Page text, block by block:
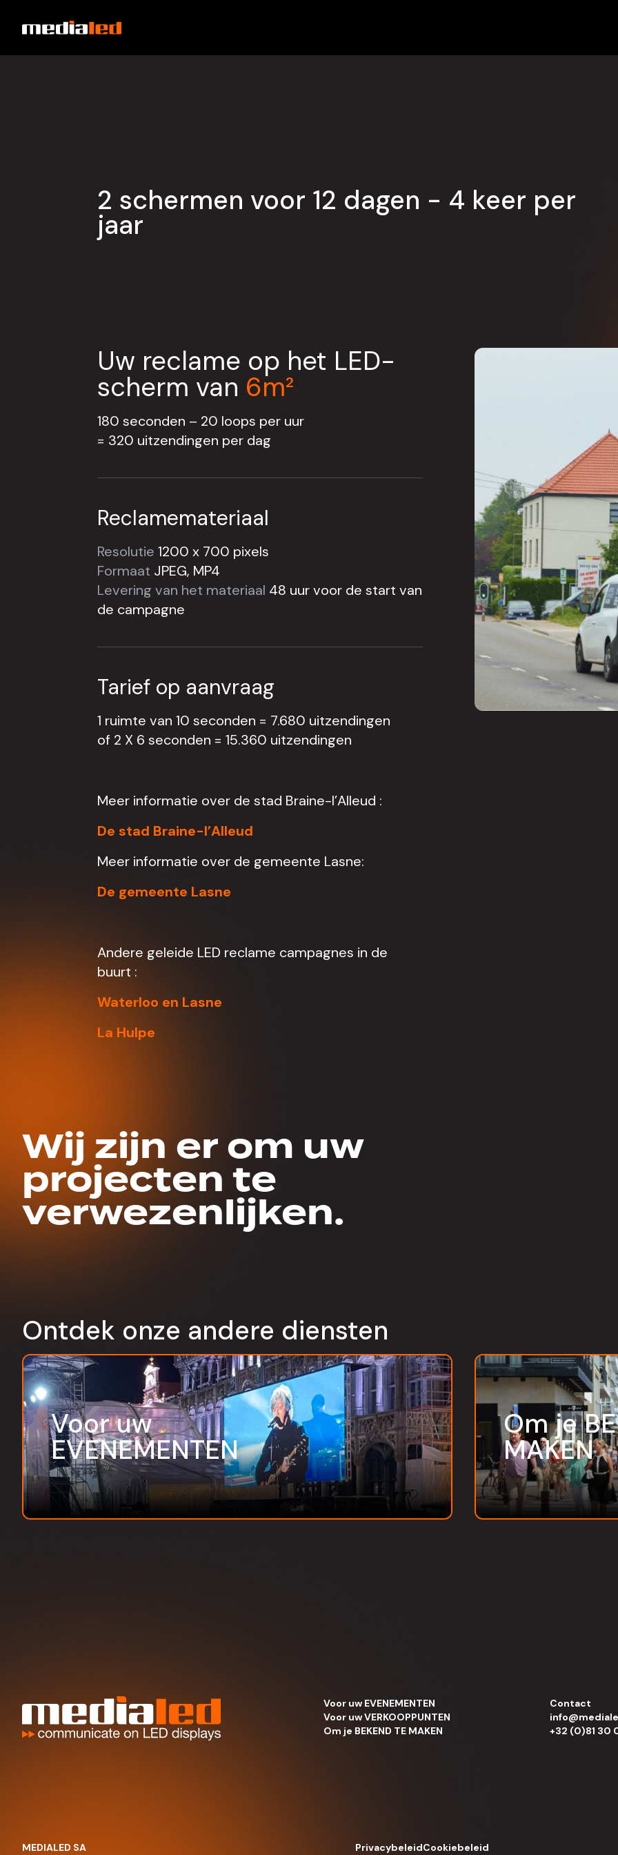
BRAINE-L’ALLEUD
2 schermen voor 12 dagen - 4 keer per
jaar
Uw reclame op het LED-
scherm van 6m²
180 seconden – 20 loops per uur
= 320 uitzendingen per dag
Reclamemateriaal
Resolutie 1200 x 700 pixels
Formaat JPEG, MP4
Levering van het materiaal 48 uur voor de start van
de campagne
Tarief op aanvraag
1 ruimte van 10 seconden = 7.680 uitzendingen
of 2 X 6 seconden = 15.360 uitzendingen
Meer informatie over de stad Braine-l’Alleud :
De stad Braine-l’Alleud
Meer informatie over de gemeente Lasne:
De gemeente Lasne
Andere geleide LED reclame campagnes in de
buurt :
Waterloo en Lasne
La Hulpe
Wij zijn er om uw
projecten te
verwezenlijken.
Ontdek onze andere diensten
Voor uw
EVENEMENTEN
Om je
MAKEN
Voor uw EVENEMENTEN
Voor uw VERKOOPPUNTEN
Om je BEKEND TE MAKEN
Contact
+32 (0)81 30
MEDIALED SA PrivacybeleidCookiebeleid